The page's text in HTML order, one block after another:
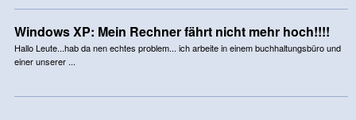
Windows XP: Mein Rechner fährt nicht mehr hoch!!!!
Hallo Leute...hab da nen echtes problem... ich arbeite in einem buchhaltungsbüro und
einer unserer ...